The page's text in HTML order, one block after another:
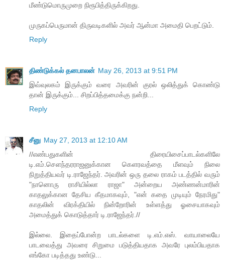
மீண்டுமொருமுறை நிரூபித்திருக்கிறது.
முருகப்பெருமான் திருவடிகளில் அவர் ஆன்மா அமைதி பெறட்டும்.
Reply
திண்டுக்கல் தனபாலன் May 26, 2013 at 9:51 PM
இவ்வுலகம் இருக்கும் வரை அவரின் குரல் ஒலித்துக் கொண்டு
தான் இருக்கும்... சிறப்பித்தமைக்கு நன்றி...
Reply
சீனு May 27, 2013 at 12:10 AM
//எண்பதுகளின் திரையிசைப்பாடல்களிலே
டி.எம்.செளந்தரராஜனுக்கான கெளரவத்தை மீளவும் நிலை
நிறுத்தியவர் டி.ராஜேந்தர். அவரின் ஒரு தலை ராகம் படத்தில் வரும்
"நானொரு ராசியில்லா ராஜா" அன்றைய அண்ணன்மாரின்
காதலுக்கான தேசிய கீதமாகவும், "என் கதை முடியும் நேரமிது"
காதலின் விரக்தியில் நின்றோரின் உள்ளத்து ஓசையாகவும்
அமைத்துக் கொடுத்தார் டி.ராஜேந்தர்.//
இல்லை. இதைப்போன்ற பாடல்களை டி.எம்.எஸ். வாயாலையே
பாடவைத்து அவரை சிறுமை படுத்தியதாக அவரே புலம்பியதாக
எங்கோ படித்தது உண்டு...